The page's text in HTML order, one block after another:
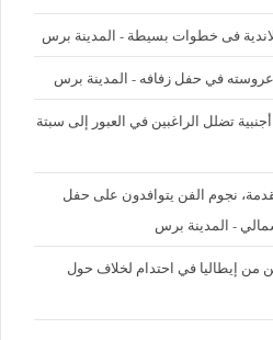
فى خطوات بسيطة - المدينة برس
في حفل زفافه - المدينة برس
تضلل الراغبين في العبور إلى سبتة
نجوم الفن يتوافدون على حفل
- المدينة برس
من إيطاليا في احتدام لخلاف حول